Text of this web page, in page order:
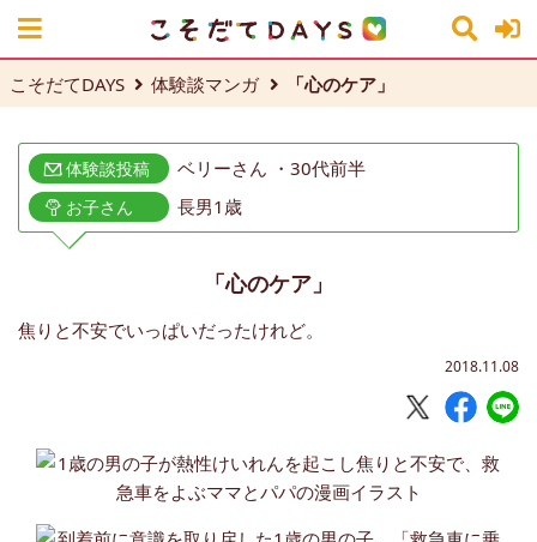
こそだてDAYS 体験談マンガ 「心のケア」
体験談投稿 ベリーさん ・30代前半
お子さん 長男1歳
「心のケア」
焦りと不安でいっぱいだったけれど。
2018.11.08